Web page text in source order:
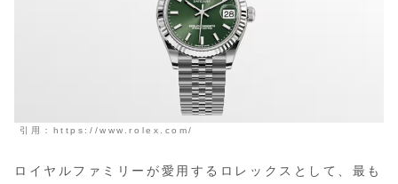
引用：https://www.rolex.com/
ロイヤルファミリーが愛用するロレックスとして、最も